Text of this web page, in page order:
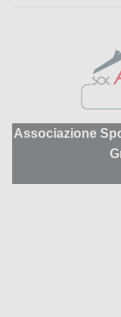
Associazione